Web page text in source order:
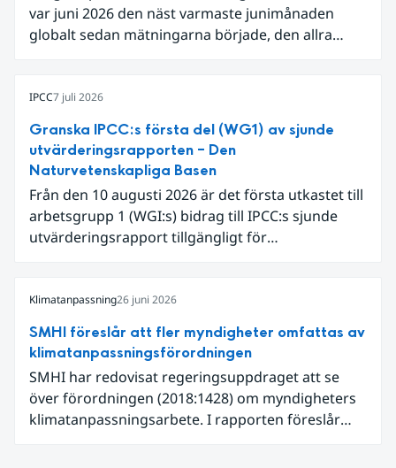
var juni 2026 den näst varmaste junimånaden
globalt sedan mätningarna började, den allra
begränsar oss till Västeuropa var det den allra
varmaste juni. Detta betingades till stor del av en
extrem hetta i slutet av månaden. Världshavens
ytvattentemperaturer var den högsta som
uppmätts för en juni månad, vilket ligger i fas med
en framväxande El Niño i Stilla havet.
IPCC7 juli 2026
Granska IPCC:s första del (WG1) av sjunde
utvärderingsrapporten – Den
Naturvetenskapliga Basen
Från den 10 augusti 2026 är det första utkastet till
arbetsgrupp 1 (WGI:s) bidrag till IPCC:s sjunde
utvärderingsrapport tillgängligt för
Klimatanpassning26 juni 2026
SMHI föreslår att fler myndigheter omfattas av
klimatanpassningsförordningen
SMHI har redovisat regeringsuppdraget att se
över förordningen (2018:1428) om myndigheters
klimatanpassningsarbete. I rapporten föreslår